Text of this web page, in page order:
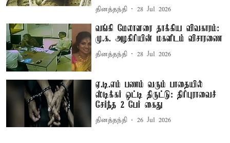
தினத்தந்தி 28 Jul 2026
வங்கி மேலாளரை தாக்கிய விவகாரம்:
மு.க. அழகிரியின் மகளிடம் விசாரணை
தினத்தந்தி 28 Jul 2026
ஏ.டி.எம் பணம் வரும் பாதையில்
ஸ்டிக்கர் ஒட்டி திருட்டு: திரிபுராவைச்
சேர்ந்த 2 பேர் கைது
தினத்தந்தி 26 Jul 2026